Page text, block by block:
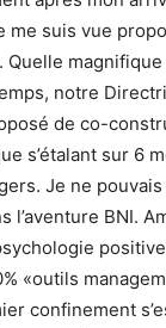
me suis vue
Quelle
notre
de co-
s’étalant sur 6
Je ne
l’aventure BNI.
«outils
confinement